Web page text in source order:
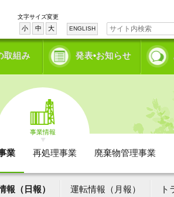
文字サイズ変更
小 中 大 ENGLISH
取組み 発表•お知らせ
事業情報
業 再処理事業 廃棄物管理事業
報（日報） 運転情報（月報） ト